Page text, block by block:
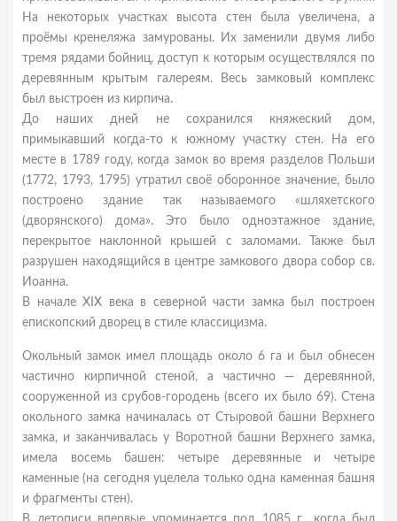
На некоторых участках высота стен была увеличена, а
проёмы кренеляжа замурованы. Их заменили двумя либо
тремя рядами бойниц, доступ к которым осуществлялся по
деревянным крытым галереям. Весь замковый комплекс
был выстроен из кирпича.
До наших дней не сохранился княжеский дом,
примыкавший когда-то к южному участку стен. На его
месте в 1789 году, когда замок во время разделов Польши
(1772, 1793, 1795) утратил своё оборонное значение, было
построено здание так называемого «шляхетского
(дворянского) дома». Это было одноэтажное здание,
перекрытое наклонной крышей с заломами. Также был
разрушен находящийся в центре замкового двора собор св.
Иоанна.
В начале XIX века в северной части замка был построен
епископский дворец в стиле классицизма.
Окольный замок имел площадь около 6 га и был обнесен
частично кирпичной стеной, а частично — деревянной,
сооруженной из срубов-городень (всего их было 69). Стена
окольного замка начиналась от Стыровой башни Верхнего
замка, и заканчивалась у Воротной башни Верхнего замка,
имела восемь башен: четыре деревянные и четыре
каменные (на сегодня уцелела только одна каменная башня
и фрагменты стен).